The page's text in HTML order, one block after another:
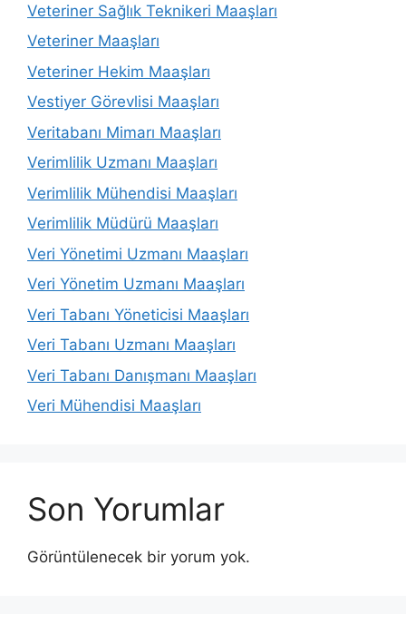
Veteriner Sağlık Teknikeri Maaşları
Veteriner Maaşları
Veteriner Hekim Maaşları
Vestiyer Görevlisi Maaşları
Veritabanı Mimarı Maaşları
Verimlilik Uzmanı Maaşları
Verimlilik Mühendisi Maaşları
Verimlilik Müdürü Maaşları
Veri Yönetimi Uzmanı Maaşları
Veri Yönetim Uzmanı Maaşları
Veri Tabanı Yöneticisi Maaşları
Veri Tabanı Uzmanı Maaşları
Veri Tabanı Danışmanı Maaşları
Veri Mühendisi Maaşları
Son Yorumlar
Görüntülenecek bir yorum yok.